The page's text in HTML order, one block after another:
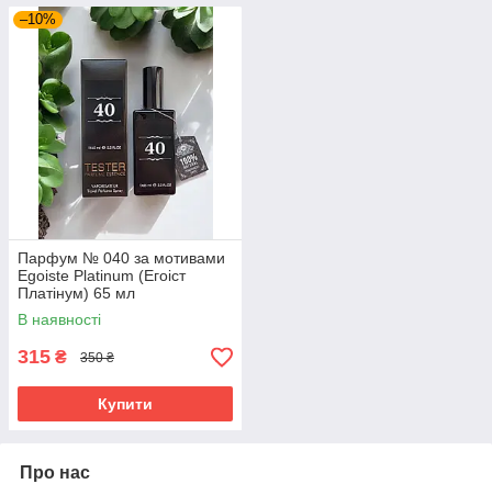
–10%
Парфум № 040 за мотивами
Egoiste Platinum (Егоіст
Платінум) 65 мл
В наявності
315 ₴ 350 ₴
Купити
Про нас